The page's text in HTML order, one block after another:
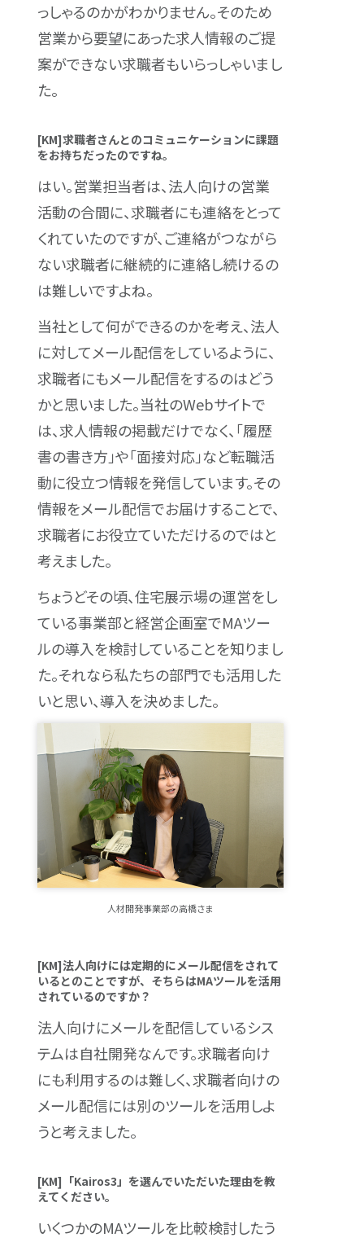
っしゃるのかがわかりません。そのため
営業から要望にあった求人情報のご提
案ができない求職者もいらっしゃいまし
た。
[KM]求職者さんとのコミュニケーションに課題
をお持ちだったのですね。
はい。営業担当者は、法人向けの営業
活動の合間に、求職者にも連絡をとって
くれていたのですが、ご連絡がつながら
ない求職者に継続的に連絡し続けるの
は難しいですよね。
当社として何ができるのかを考え、法人
に対してメール配信をしているように、
求職者にもメール配信をするのはどう
かと思いました。当社のWebサイトで
は、求人情報の掲載だけでなく、「履歴
書の書き方」や「面接対応」など転職活
動に役立つ情報を発信しています。その
情報をメール配信でお届けすることで、
求職者にお役立ていただけるのではと
考えました。
ちょうどその頃、住宅展示場の運営をし
ている事業部と経営企画室でMAツー
ルの導入を検討していることを知りまし
た。それなら私たちの部門でも活用した
いと思い、導入を決めました。
人材開発事業部の高橋さま
[KM]法人向けには定期的にメール配信をされて
いるとのことですが、そちらはMAツールを活用
されているのですか？
法人向けにメールを配信しているシス
テムは自社開発なんです。求職者向け
にも利用するのは難しく、求職者向けの
メール配信には別のツールを活用しよ
うと考えました。
[KM]「Kairos3」を選んでいただいた理由を教
えてください。
いくつかのMAツールを比較検討したう